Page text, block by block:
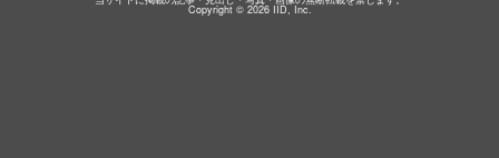
Copyright © 2026 IID, Inc.